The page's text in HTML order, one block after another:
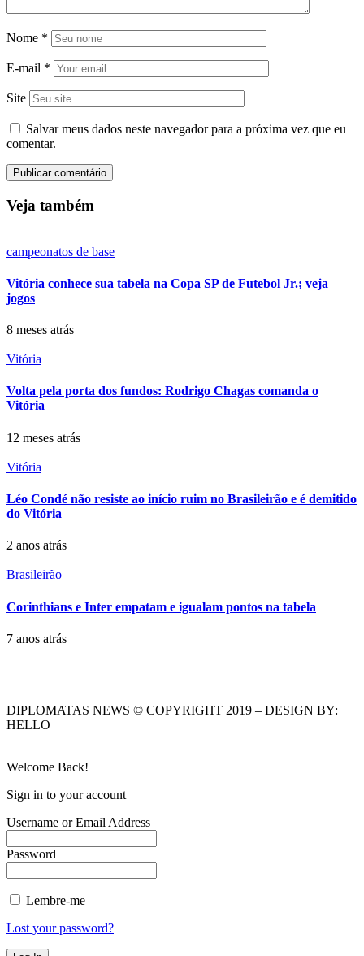
Nome *
E-mail *
Site
Salvar meus dados neste navegador para a próxima vez que eu
comentar.
Veja também
campeonatos de base
Vitória conhece sua tabela na Copa SP de Futebol Jr.; veja
jogos
8 meses atrás
Vitória
Volta pela porta dos fundos: Rodrigo Chagas comanda o
Vitória
12 meses atrás
Vitória
Léo Condé não resiste ao início ruim no Brasileirão e é demitido
do Vitória
2 anos atrás
Brasileirão
Corinthians e Inter empatam e igualam pontos na tabela
7 anos atrás
DIPLOMATAS NEWS © COPYRIGHT 2019 – DESIGN BY:
HELLO
Welcome Back!
Sign in to your account
Username or Email Address
Password
Lembre-me
Lost your password?